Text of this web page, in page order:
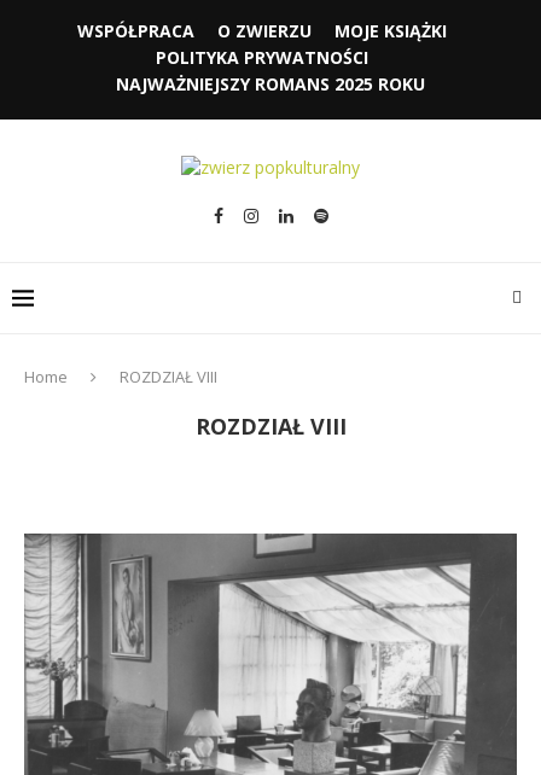
WSPÓŁPRACA O ZWIERZU
MOJE KSIĄŻKI
POLITYKA PRYWATNOŚCI
NAJWAŻNIEJSZY ROMANS 2025 ROKU
Home ROZDZIAŁ VIII
ROZDZIAŁ VIII